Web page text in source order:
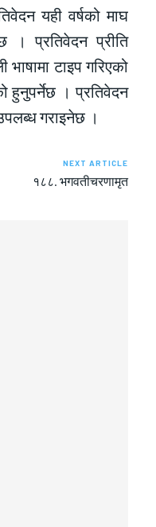
यही वर्षको माघ
। प्रतिवेदन प्रीति
भाषामा टाइप गरिएको
हुनुपर्नेछ । प्रतिवेदन
गराइनेछ ।
NEXT ARTICLE
१८८. भगवतीचरणामृत